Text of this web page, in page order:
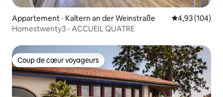
Appartement ⋅ Kaltern an der Weinstraße Évaluation
4,93 (104)
Homestwenty3 - ACCUEIL QUATRE
Coup de cœur voyageurs
Coup de cœur voyageurs